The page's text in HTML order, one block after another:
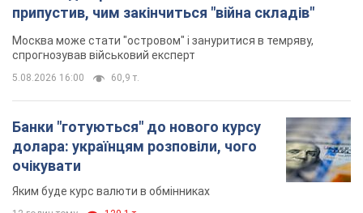
очікувати
12 годин тому 120,1 т.
"Джипінг руйнує екосистеми, які
формувалися сотні років": у
Greenpeace забили на сполох
У високогір'ї розташовані альпійські та
комплекси, які формувалися протягом сотень років